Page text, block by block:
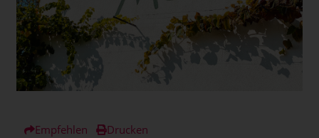
Empfehlen Drucken